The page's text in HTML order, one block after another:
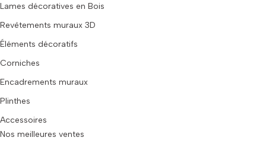
Lames décoratives en Bois
Revêtements muraux 3D
Éléments décoratifs
Corniches
Encadrements muraux
Plinthes
Accessoires
Nos meilleures ventes